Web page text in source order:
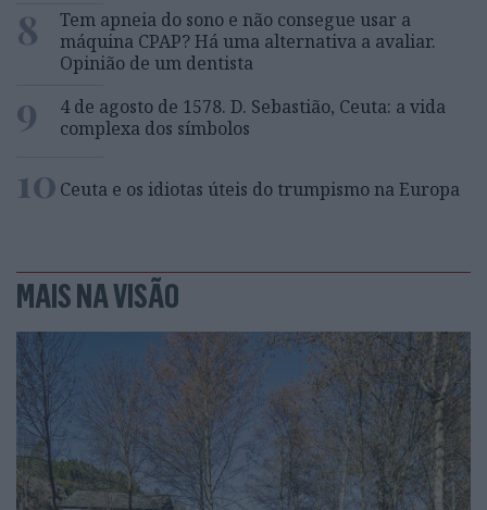
8
Tem apneia do sono e não consegue usar a
máquina CPAP? Há uma alternativa a avaliar.
Opinião de um dentista
9
4 de agosto de 1578. D. Sebastião, Ceuta: a vida
complexa dos símbolos
10 Ceuta e os idiotas úteis do trumpismo na Europa
MAIS NA VISÃO